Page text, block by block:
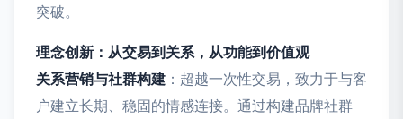
突破。
理念创新：从交易到关系，从功能到价值观
关系营销与社群构建 ：超越一次性交易，致力于与客
户建立长期、稳固的情感连接。通过构建品牌社群